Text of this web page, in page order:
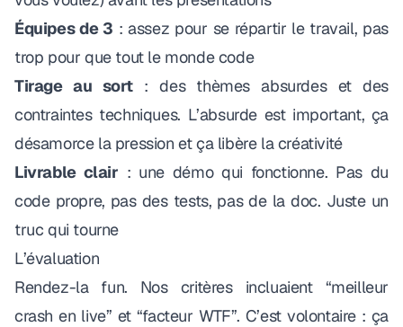
Équipes de 3 : assez pour se répartir le travail, pas
trop pour que tout le monde code
Tirage au sort: des thèmes absurdes et des
contraintes techniques. L’absurde est important, ça
désamorce la pression et ça libère la créativité
Livrable clair : une démo qui fonctionne. Pas du
code propre, pas des tests, pas de la doc. Juste un
truc qui tourne
L’évaluation
Rendez-la fun. Nos critères incluaient “meilleur
crash en live” et “facteur WTF”. C’est volontaire : ça